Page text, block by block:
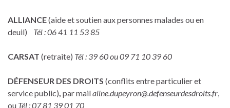
ALLIANCE(aide et soutien aux personnes malades ou en
deuil) Tél : 06 41 11 53 85
CARSAT (retraite) Tél : 39 60 ou 09 71 10 39 60
DÉFENSEUR DES DROITS (conflits entre particulier et
service public), par mailaline.dupeyron@.defenseurdesdroits.fr,
ou Tél :07 81 39 01 70